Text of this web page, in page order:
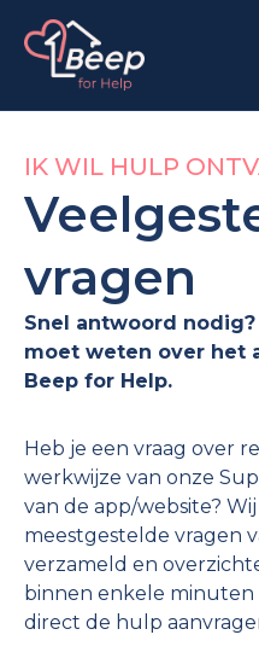
IK WIL HULP
vragen
Snel antwoord
moet weten over het
Beep for Help.
Heb je een vraag over
werkwijze van onze
van de app/website?
meestgestelde vragen
verzameld en
binnen enkele
direct de hulp